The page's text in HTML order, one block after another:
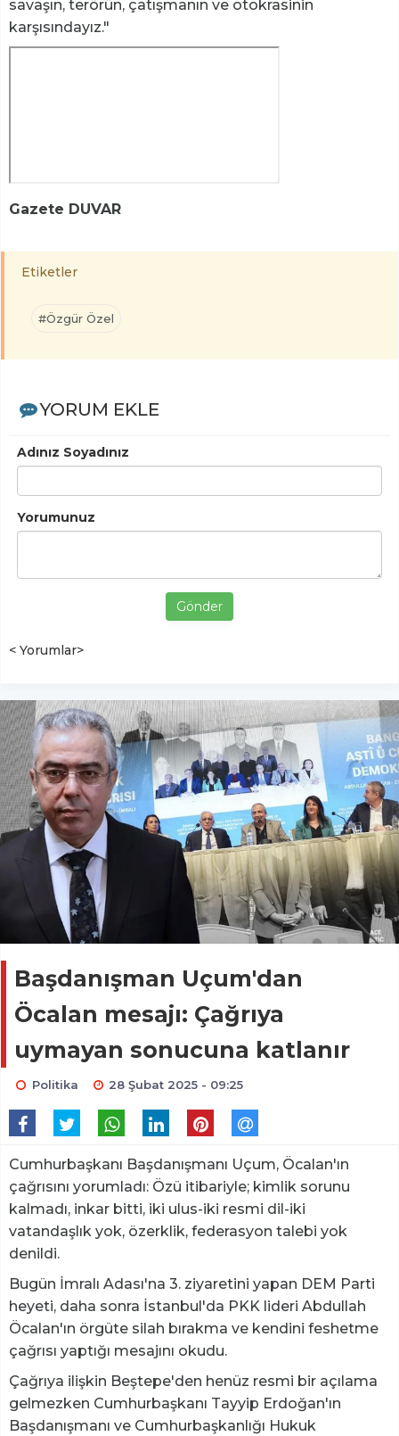
savaşın, terörün, çatışmanın ve otokrasinin
karşısındayız."
Gazete DUVAR
Etiketler
#Özgür Özel
YORUM EKLE
Adınız Soyadınız
Yorumunuz
Gönder
< Yorumlar>
Başdanışman Uçum'dan
Öcalan mesajı: Çağrıya
uymayan sonucuna katlanır
Politika 28 Şubat 2025 - 09:25
Cumhurbaşkanı Başdanışmanı Uçum, Öcalan'ın
çağrısını yorumladı: Özü itibariyle; kimlik sorunu
kalmadı, inkar bitti, iki ulus-iki resmi dil-iki
vatandaşlık yok, özerklik, federasyon talebi yok
denildi.
Bugün İmralı Adası'na 3. ziyaretini yapan DEM Parti
heyeti, daha sonra İstanbul'da PKK lideri Abdullah
Öcalan'ın örgüte silah bırakma ve kendini feshetme
çağrısı yaptığı mesajını okudu.
Çağrıya ilişkin Beştepe'den henüz resmi bir açılama
gelmezken Cumhurbaşkanı Tayyip Erdoğan'ın
Başdanışmanı ve Cumhurbaşkanlığı Hukuk